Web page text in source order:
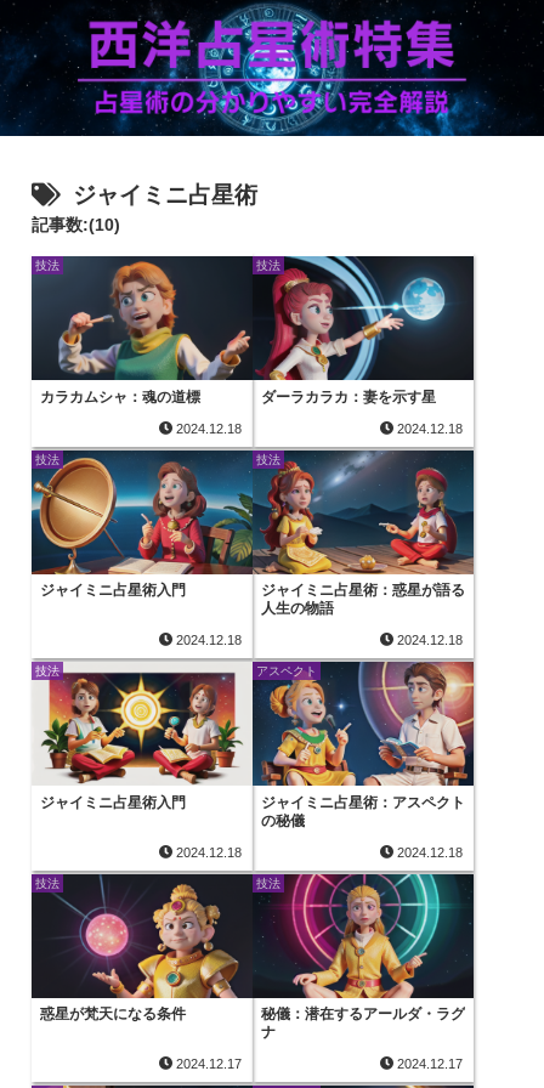
ジャイミニ占星術
記事数:(10)
技法
カラカムシャ：魂の道標
2024.12.18
技法
ダーラカラカ：妻を示す星
2024.12.18
技法
ジャイミニ占星術入門
2024.12.18
技法
ジャイミニ占星術：惑星が語る
人生の物語
2024.12.18
技法
ジャイミニ占星術入門
2024.12.18
アスペクト
ジャイミニ占星術：アスペクト
の秘儀
2024.12.18
技法
惑星が梵天になる条件
2024.12.17
技法
秘儀：潜在するアールダ・ラグ
ナ
2024.12.17